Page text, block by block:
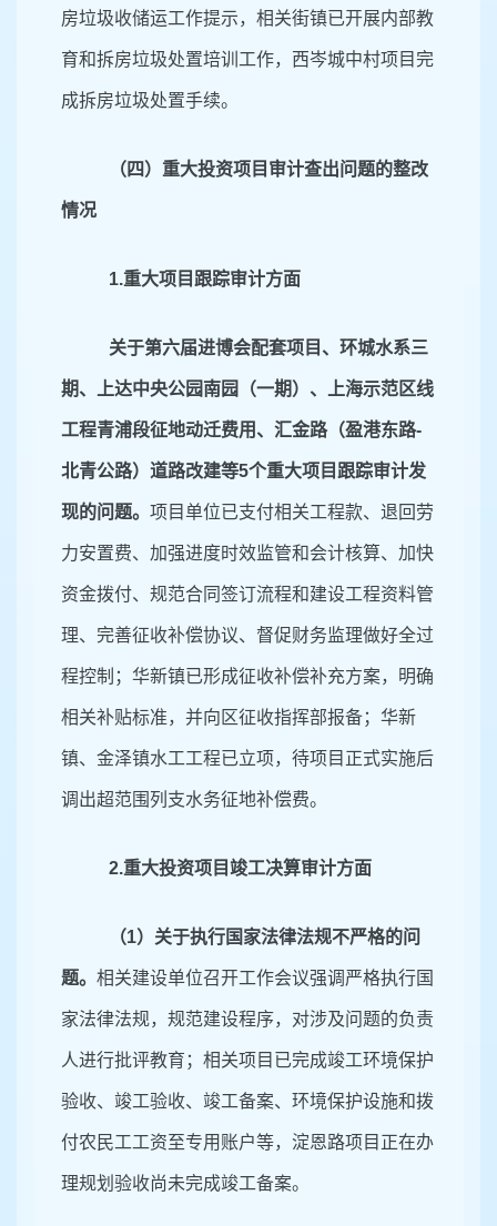
房垃圾收储运工作提示，相关街镇已开展内部教
育和拆房垃圾处置培训工作，西岑城中村项目完
成拆房垃圾处置手续。
（四）重大投资项目审计查出问题的整改
情况
1.重大项目跟踪审计方面
关于第六届进博会配套项目、环城水系三
期、上达中央公园南园（一期）、上海示范区线
工程青浦段征地动迁费用、汇金路（盈港东路-
北青公路）道路改建等5个重大项目跟踪审计发
现的问题。 项目单位已支付相关工程款、退回劳
力安置费、加强进度时效监管和会计核算、加快
资金拨付、规范合同签订流程和建设工程资料管
理、完善征收补偿协议、督促财务监理做好全过
程控制；华新镇已形成征收补偿补充方案，明确
相关补贴标准，并向区征收指挥部报备；华新
镇、金泽镇水工工程已立项，待项目正式实施后
调出超范围列支水务征地补偿费。
2.重大投资项目竣工决算审计方面
（1）关于执行国家法律法规不严格的问
题。 相关建设单位召开工作会议强调严格执行国
家法律法规，规范建设程序，对涉及问题的负责
人进行批评教育；相关项目已完成竣工环境保护
验收、竣工验收、竣工备案、环境保护设施和拨
付农民工工资至专用账户等，淀恩路项目正在办
理规划验收尚未完成竣工备案。